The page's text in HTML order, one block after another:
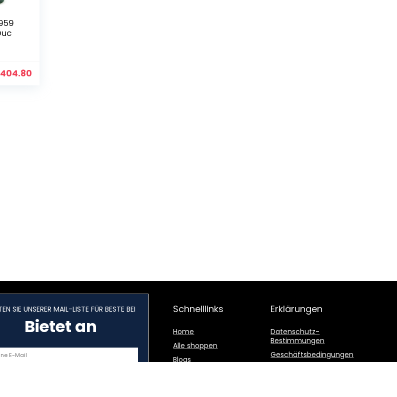
404.80
SIE UNSERER MAIL-LISTE FÜR BESTE BEI
Bietet an
Schnelllinks
Home
Alle shoppen
Blogs
Erklärungen
Datenschutz-
Bestimmungen
Geschäftsbedingungen